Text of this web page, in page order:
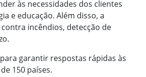
às necessidades dos clientes
e educação. Além disso, a
incêndios, detecção de
garantir respostas rápidas às
150 países.